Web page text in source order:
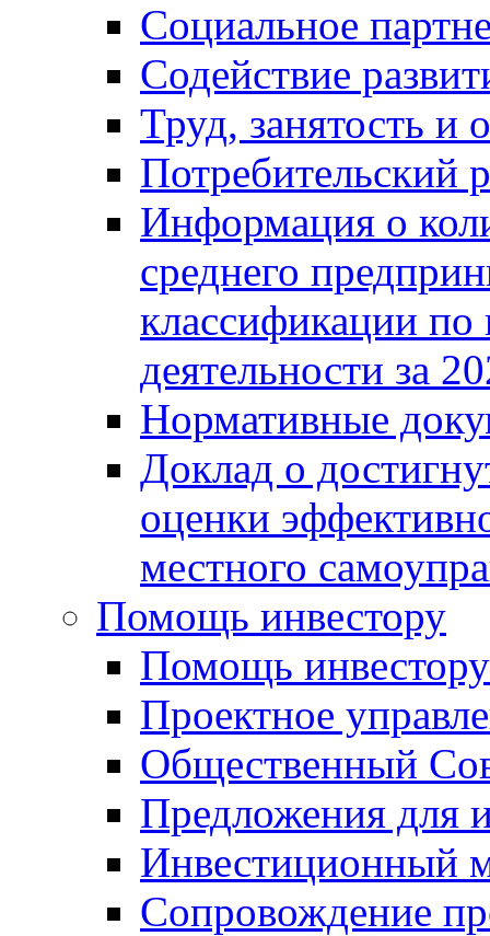
Социальное
Содействие
Труд, занятость и
Потребительский
Информация о
среднего
классификации
деятельности за
Нормативные
Доклад о
оценки
местного
Помощь инвестору
Помощь инвестору
Проектное
Общественный
Предложения для
Инвестиционный
Сопровождение